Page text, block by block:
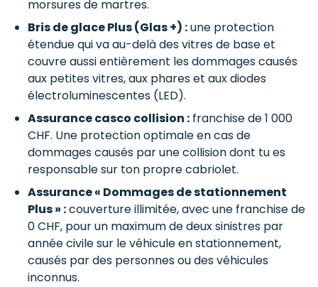
morsures de martres.
Bris de glace Plus (Glas +) :une protection
étendue qui va au-delà des vitres de base et
couvre aussi entièrement les dommages causés
aux petites vitres, aux phares et aux diodes
électroluminescentes (LED).
Assurance casco collision : franchise de 1 000
CHF. Une protection optimale en cas de
dommages causés par une collision dont tu es
responsable sur ton propre cabriolet.
Assurance « Dommages de stationnement
Plus » :couverture illimitée, avec une franchise de
0 CHF, pour un maximum de deux sinistres par
année civile sur le véhicule en stationnement,
causés par des personnes ou des véhicules
inconnus.